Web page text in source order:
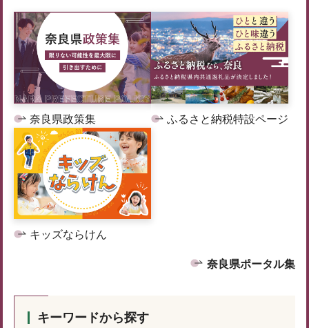
奈良県政策集 ふるさと納税特設ページ
キッズならけん
奈良県ポータル集
キーワードから探す